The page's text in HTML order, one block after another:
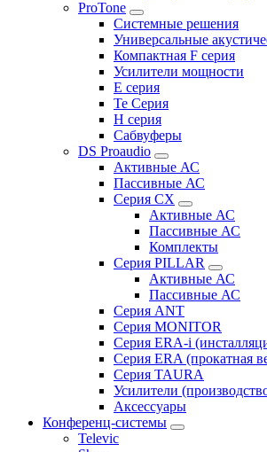
ProTone
Системные решения
Универсальные
Компактная F серия
Усилители мощности
E серия
Te Серия
H серия
Сабвуферы
DS Proaudio
Активные АС
Пассивные АС
Серия CX
Активные АС
Пассивные АС
Комплекты
Серия PILLAR
Активные АС
Пассивные АС
Серия ANT
Серия MONITOR
Серия ERA-i
Серия ERA (прокатная
Серия TAURA
Усилители
Аксессуары
Конференц-системы
Televic